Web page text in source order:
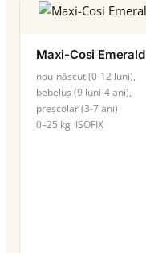
Maxi-Cosi Emerald
nou-născut (0-12 luni),
bebeluș (9 luni-4 ani),
preșcolar (3-7 ani)
0–25 kg ISOFIX